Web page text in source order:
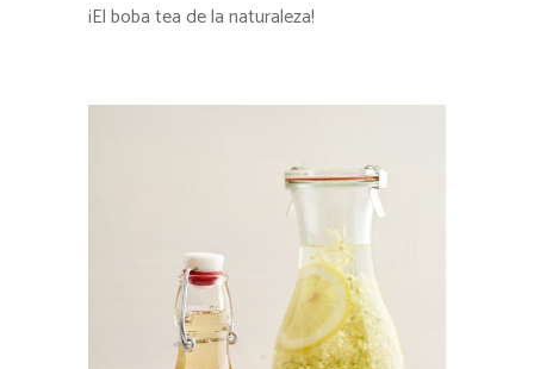
¡El boba tea de la naturaleza!